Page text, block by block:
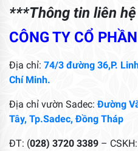
***Thông tin liên hệ
CÔNG TY CỔ
Địa chỉ: 74/3 đường 36,P.
Chí Minh.
Địa chỉ vườn Sadec:Đường
Tây, Tp.Sadec, Đồng Tháp
ĐT: (028) 3720 3389 – CSKH: